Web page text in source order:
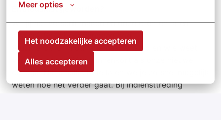
Meer opties
Het noodzakelijke accepteren
Alles accepteren
Enthousiast geworden?
Wil jij het verschil maken en onze cliënten laten
stralen? Solliciteer vandaag nog!
Stuur je CV en motivatie naar ons op en wie weet
verwelkomen wij jou binnenkort als onze nieuwe
collega. Na je sollicitatie laten we je zo snel mogelijk
weten hoe het verder gaat. Bij indiensttreding